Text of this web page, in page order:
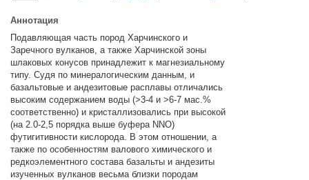
Аннотация
Подавляющая часть пород Харчинского и
Заречного вулканов, а также Харчинской зоны
шлаковых конусов принадлежит к магнезиальному
типу. Судя по минералогическим данным, и
базальтовые и андезитовые расплавы отличались
высоким содержанием воды (>3-4 и >6-7 мас.%
соответственно) и кристаллизовались при высокой
(на 2.0-2,5 порядка выше буфера NNO)
футигитивности кислорода. В этом отношении, а
также по особенностям валового химического и
редкоэлементного состава базальты и андезиты
изученных вулканов весьма близки породам